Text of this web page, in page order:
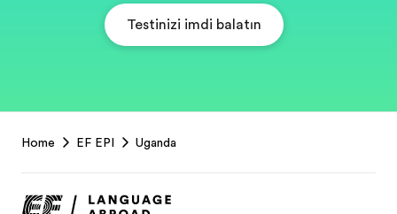
Testinizi şimdi başlatın
Footer
Home EF EPI Uganda